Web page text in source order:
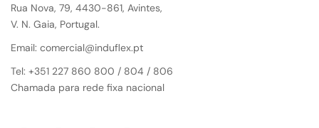
Rua Nova, 79, 4430-861, Avintes,
V. N. Gaia, Portugal.
Email: comercial@induflex.pt
Tel: +351 227 860 800 / 804 / 806
Chamada para rede fixa nacional